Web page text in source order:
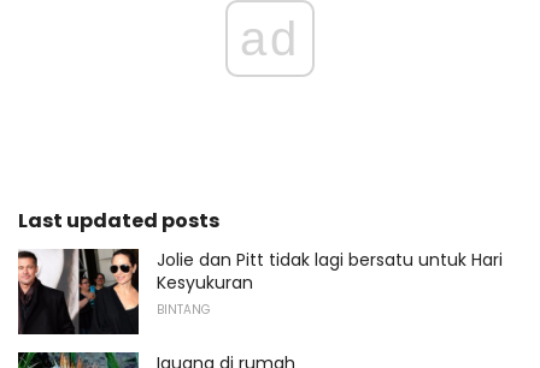
ad
Last updated posts
Jolie dan Pitt tidak lagi bersatu untuk Hari
Kesyukuran
BINTANG